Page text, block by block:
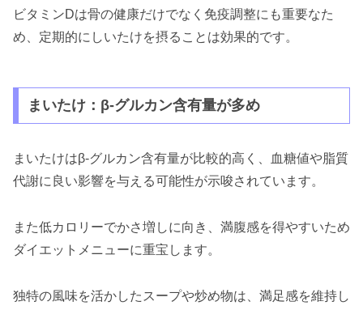
ビタミンDは骨の健康だけでなく免疫調整にも重要なた
め、定期的にしいたけを摂ることは効果的です。
まいたけ：β-グルカン含有量が多め
まいたけはβ-グルカン含有量が比較的高く、血糖値や脂質
代謝に良い影響を与える可能性が示唆されています。
また低カロリーでかさ増しに向き、満腹感を得やすいため
ダイエットメニューに重宝します。
独特の風味を活かしたスープや炒め物は、満足感を維持し